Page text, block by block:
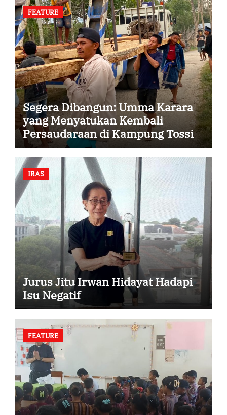
FEATURE
Segera Dibangun: Umma Karara
yang Menyatukan Kembali
Persaudaraan di Kampung Tossi
IRAS
Jurus Jitu Irwan Hidayat Hadapi
Isu Negatif
FEATURE